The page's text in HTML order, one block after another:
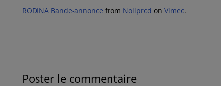
RODINA Bande-annonce from Noliprod on Vimeo.
Poster le commentaire